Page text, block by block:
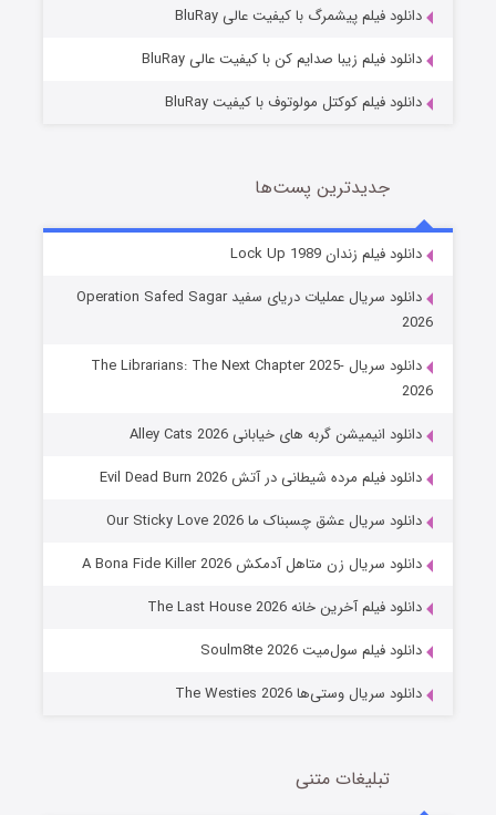
شوهر
عملیات آپارتمان
قسمت2 (زیرنویس) منتشر شد
دانلود فیلم پیشمرگ با کیفیت عالی BluRay
دانلود فیلم زیبا صدایم کن با کیفیت عالی BluRay
دانلود فیلم کوکتل مولوتوف با کیفیت BluRay
جدیدترین پست‌ها
دانلود فیلم زندان Lock Up 1989
دانلود سریال عملیات دریای سفید Operation Safed Sagar
2026
دانلود سریال The Librarians: The Next Chapter 2025-
2026
دانلود انیمیشن گربه های خیابانی Alley Cats 2026
دانلود فیلم مرده شیطانی در آتش Evil Dead Burn 2026
دانلود سریال عشق چسبناک ما Our Sticky Love 2026
دانلود سریال زن متاهل آدمکش A Bona Fide Killer 2026
دانلود فیلم آخرین خانه The Last House 2026
دانلود فیلم سول‌میت Soulm8te 2026
دانلود سریال وستی‌ها The Westies 2026
تبلیغات متنی